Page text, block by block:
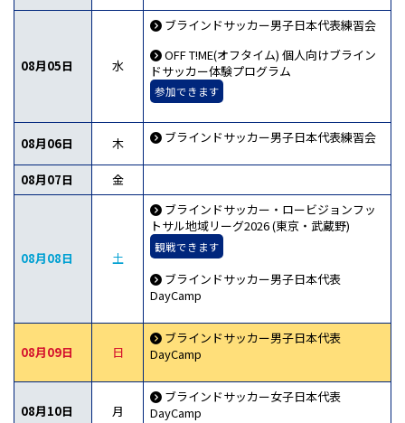
08月05日 水
ブラインドサッカー男子日本代表練習会
OFF T!ME(オフタイム) 個人向けブライン
ドサッカー体験プログラム
参加できます
08月06日 木 ブラインドサッカー男子日本代表練習会
08月07日 金
08月08日 土
ブラインドサッカー・ロービジョンフッ
トサル地域リーグ2026 (東京・武蔵野)
観戦できます
ブラインドサッカー男子日本代表
DayCamp
08月09日 日
ブラインドサッカー男子日本代表
DayCamp
08月10日 月
ブラインドサッカー女子日本代表
DayCamp